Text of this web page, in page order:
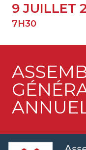
9 JUILLET
7H30